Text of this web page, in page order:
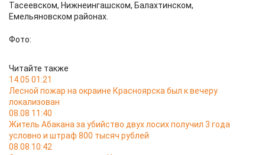
Тасеевском, Нижнеингашском, Балахтинском,
Емельяновском районах.
Фото:
Читайте также
14.05 01:21
Лесной пожар на окраине Красноярска был к вечеру
локализован
08.08 11:40
Житель Абакана за убийство двух лосих получил 3 года
условно и штраф 800 тысяч рублей
08.08 10:42